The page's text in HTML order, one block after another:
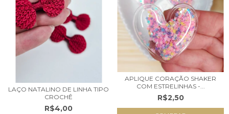
LAÇO NATALINO DE LINHA TIPO
CROCHÊ
R$4,00
APLIQUE CORAÇÃO SHAKER
COM ESTRELINHAS -...
R$2,50